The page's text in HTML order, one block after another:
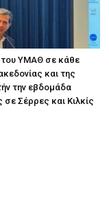
του ΥΜΑΘ σε κάθε
και της
την εβδομάδα
σε Σέρρες και Κιλκίς